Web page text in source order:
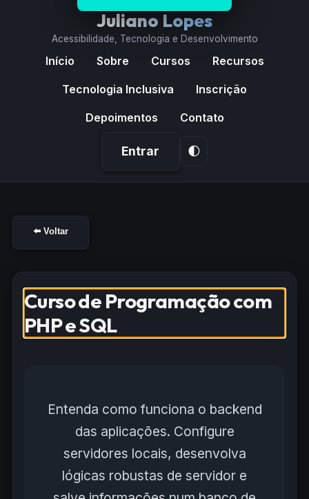
Juliano Lopes
Acessibilidade, Tecnologia e Desenvolvimento
Início Sobre Cursos Recursos
Tecnologia Inclusiva Inscrição
Depoimentos Contato
Entrar 🌓
Programação
com
PHP
⬅️ Voltar
Curso de Programação com
PHP e SQL
Entenda como funciona o backend
das aplicações. Configure
servidores locais, desenvolva
lógicas robustas de servidor e